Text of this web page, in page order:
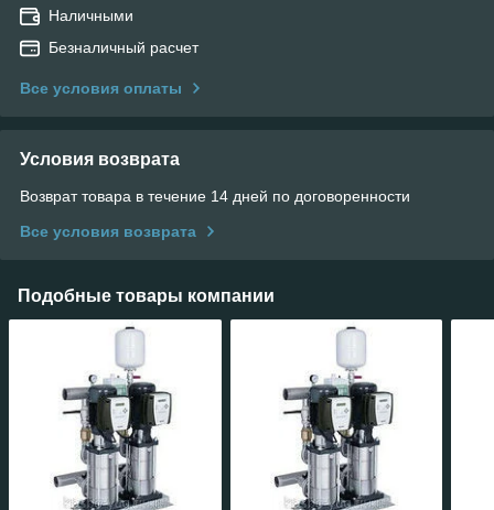
Наличными
Безналичный расчет
Все условия оплаты
Условия возврата
Возврат товара в течение 14 дней по договоренности
Все условия возврата
Подобные товары компании